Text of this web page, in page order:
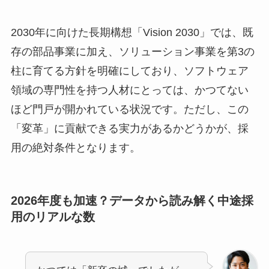
2030年に向けた長期構想「Vision 2030」では、既
存の部品事業に加え、ソリューション事業を第3の
柱に育てる方針を明確にしており、ソフトウェア
領域の専門性を持つ人材にとっては、かつてない
ほど門戸が開かれている状況です。ただし、この
「変革」に貢献できる実力があるかどうかが、採
用の絶対条件となります。
2026年度も加速？データから読み解く中途採
用のリアルな数